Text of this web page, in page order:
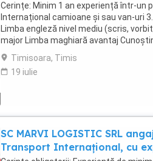
Cerințe: Minim 1 an experiență într-un
Internațional camioane și sau van-uri
Limba engleză nivel mediu (scris,
major Limba maghiară avantaj
transportului ...
Timisoara, Timis
19 iulie
SC MARVI LOGISTIC SRL
Transport Internațional, cu